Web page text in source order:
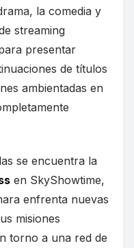
la comedia y
streaming
presentar
de títulos
ambientadas en
se encuentra la
en SkyShowtime,
enfrenta nuevas
misiones
torno a una red de